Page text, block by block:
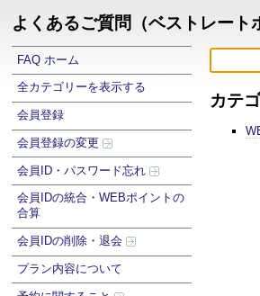
よくあるご質問（ベストレート
FAQ ホーム
全カテゴリーを表示する
会員登録
会員登録の変更
会員ID・パスワード忘れ
会員IDの統合・WEBポイントの
合算
会員IDの削除・退会
プラン内容について
カテ